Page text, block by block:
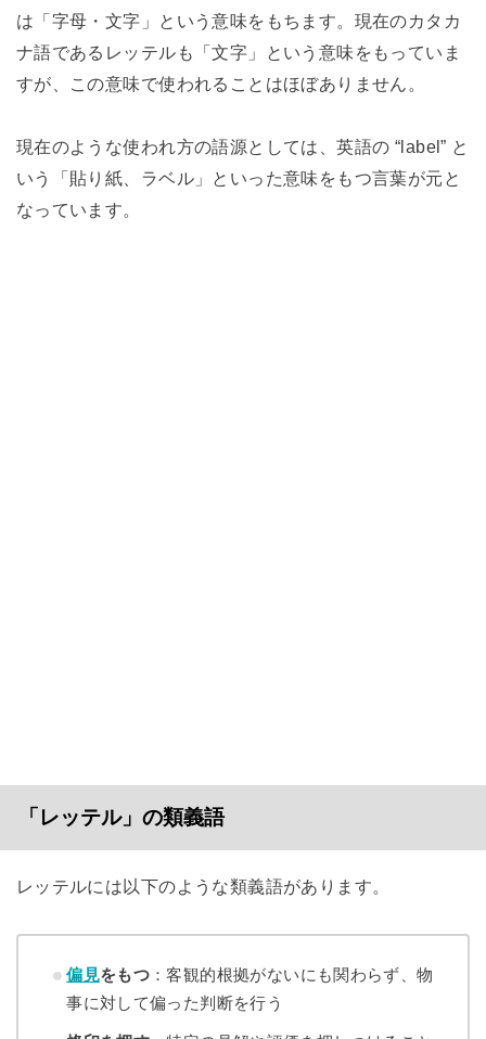
は「字母・文字」という意味をもちます。現在のカタカ
ナ語であるレッテルも「文字」という意味をもっていま
すが、この意味で使われることはほぼありません。
現在のような使われ方の語源としては、英語の “label” と
いう「貼り紙、ラベル」といった意味をもつ言葉が元と
なっています。
「レッテル」の類義語
レッテルには以下のような類義語があります。
偏見をもつ ：客観的根拠がないにも関わらず、物
事に対して偏った判断を行う